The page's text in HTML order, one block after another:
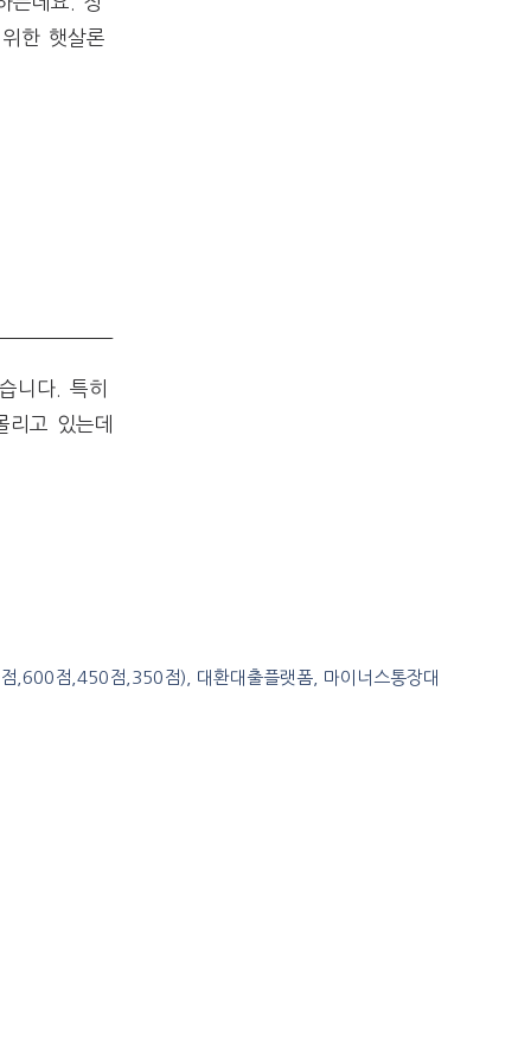
한 햇살론
니다. 특히
고 있는데
,600점,450점,350점), 대환대출플랫폼, 마이너스통장대